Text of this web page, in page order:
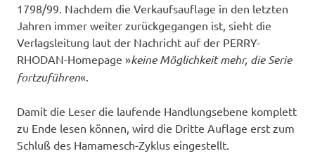
1798/99. Nachdem die Verkaufsauflage in den letzten
Jahren immer weiter zurückgegangen ist, sieht die
Verlagsleitung laut der Nachricht auf der PERRY-
RHODAN-Homepage »keine Möglichkeit mehr, die Serie
fortzuführen«.
Damit die Leser die laufende Handlungsebene komplett
zu Ende lesen können, wird die Dritte Auflage erst zum
Schluß des Hamamesch-Zyklus eingestellt.